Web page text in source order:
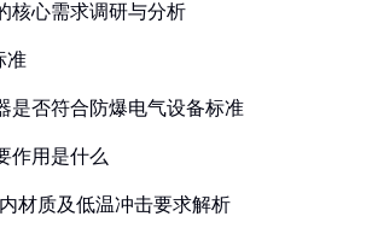
核心需求调研与分析
准
是否符合防爆电气设备标准
作用是什么
材质及低温冲击要求解析